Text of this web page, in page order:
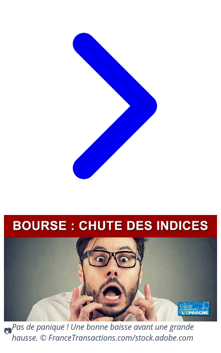
Pas de panique ! Une bonne baisse avant une grande
hausse. © FranceTransactions.com/stock.adobe.com